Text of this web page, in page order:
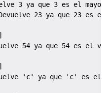
3 ya que 3 es el mayor
23 ya que 23 es el
54 ya que 54 es el
'c' ya que 'c' es el